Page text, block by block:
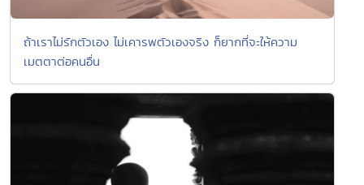
ถ้าเราไม่รักตัวเอง ไม่เคารพตัวเองจริง ก็ยากที่จะให้ความ
เมตตาต่อคนอื่น